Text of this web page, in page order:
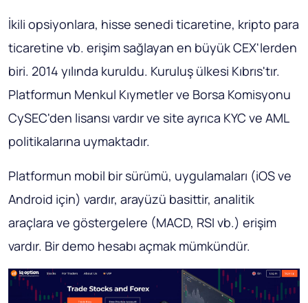
İkili opsiyonlara, hisse senedi ticaretine, kripto para
ticaretine vb. erişim sağlayan en büyük CEX'lerden
biri. 2014 yılında kuruldu. Kuruluş ülkesi Kıbrıs'tır.
Platformun Menkul Kıymetler ve Borsa Komisyonu
CySEC'den lisansı vardır ve site ayrıca KYC ve AML
politikalarına uymaktadır.
Platformun mobil bir sürümü, uygulamaları (iOS ve
Android için) vardır, arayüzü basittir, analitik
araçlara ve göstergelere (MACD, RSI vb.) erişim
vardır. Bir demo hesabı açmak mümkündür.